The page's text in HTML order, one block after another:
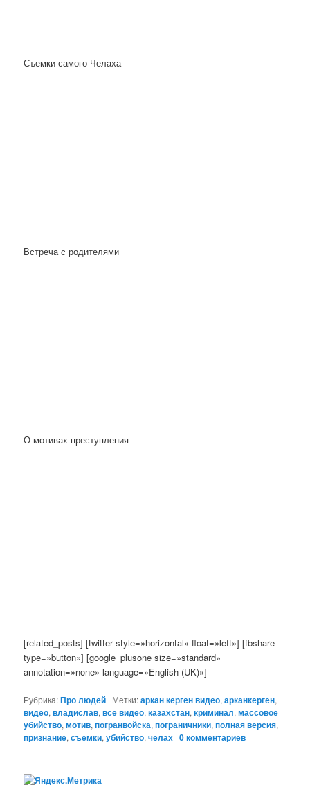
Съемки самого Челаха
Встреча с родителями
О мотивах преступления
[related_posts] [twitter style=»horizontal» float=»left»] [fbshare
type=»button»] [google_plusone size=»standard»
annotation=»none» language=»English (UK)»]
Рубрика:Про людей | Метки:аркан керген видео,арканкерген,
видео,владислав,все видео,казахстан,криминал,массовое
убийство,мотив,погранвойска,пограничники,полная версия,
признание,съемки,убийство,челах |0 комментариев